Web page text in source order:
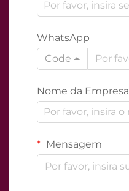
WhatsApp
Code
Nome da Empresa
Mensagem